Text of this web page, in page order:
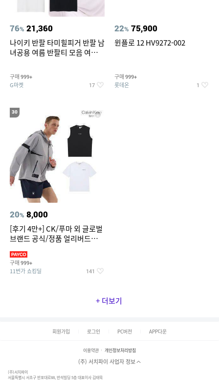
76% 21,360
나이키 반팔 타미힐피거 반팔 남
녀공용 여름 반팔티 모음 여름
구매 999+
G마켓 17
22% 75,900
윈플로 12 HV9272-002
구매 999+
롯데온 1
30
20% 8,000
[후기 4만+] CK/푸마 외 글로벌
브랜드 공식/정품 얼리버드
구매 999+
11번가 쇼킹딜 141
+ 더보기
회원가입 로그인 PC버전 APP다운
이용약관 개인정보처리방침
(주) 서치파이 사업자 정보
(주)서치파이
서울특별시 서초구 반포대로88, 반석빌딩 5층 대표이사 김태묵